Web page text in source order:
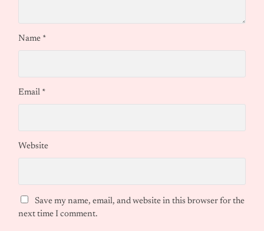
Name *
Email *
Website
Save my name, email, and website in this browser for the
next time I comment.